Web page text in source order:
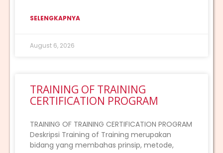
SELENGKAPNYA
August 6, 2026
TRAINING OF TRAINING
CERTIFICATION PROGRAM
TRAINING OF TRAINING CERTIFICATION PROGRAM
Deskripsi Training of Training merupakan
bidang yang membahas prinsip, metode,